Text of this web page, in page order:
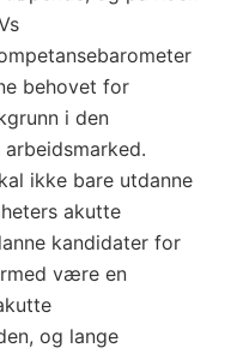
behovet for
i den
ikke bare utdanne
akutte
kandidater for
være en
og lange